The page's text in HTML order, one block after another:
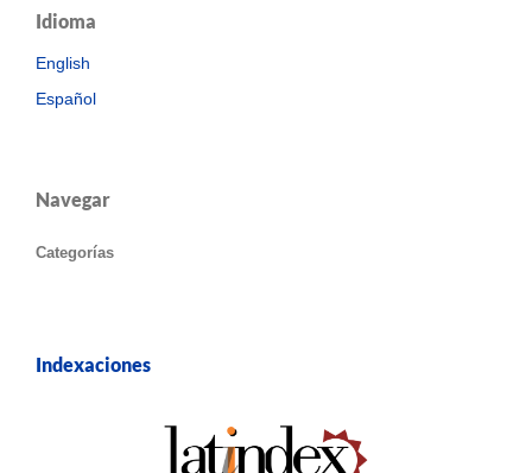
Idioma
English
Español
Navegar
Categorías
Indexaciones